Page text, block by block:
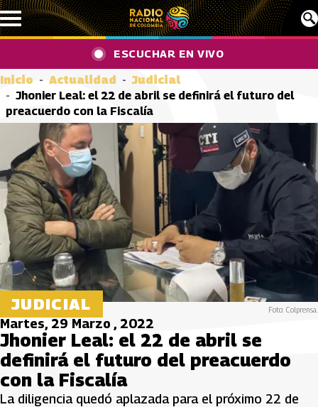
Pasar al contenido principal
ESCUCHAR EN VIVO
Inicio Actualidad
Judicial
Jhonier Leal: el 22 de abril se definirá el futuro del
preacuerdo con la Fiscalía
JUDICIAL Foto: Colprensa.
Martes, 29 Marzo , 2022
Jhonier Leal: el 22 de abril se
definirá el futuro del preacuerdo
con la Fiscalía
La diligencia quedó aplazada para el próximo 22 de